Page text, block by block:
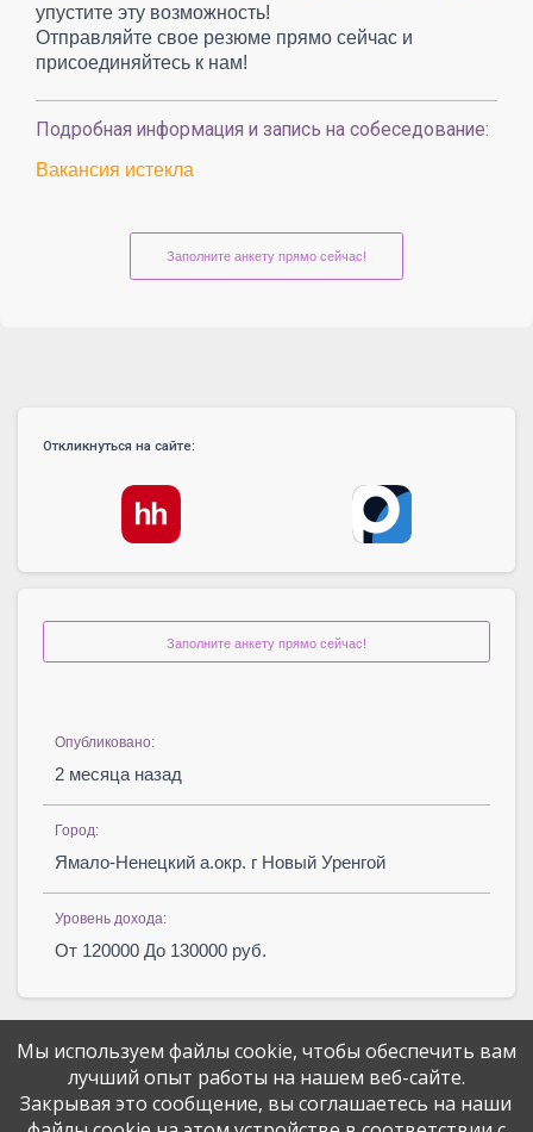
упустите эту возможность!
Отправляйте свое резюме прямо сейчас и
присоединяйтесь к нам!
Подробная информация и запись на собеседование:
Вакансия истекла
Заполните анкету прямо сейчас!
Откликнуться на сайте:
Заполните анкету прямо сейчас!
Опубликовано:
2 месяца назад
Город:
Ямало-Ненецкий а.окр. г Новый Уренгой
Уровень дохода:
От 120000 До 130000 руб.
Мы используем файлы cookie, чтобы обеспечить вам
лучший опыт работы на нашем веб-сайте.
Закрывая это сообщение, вы соглашаетесь на наши